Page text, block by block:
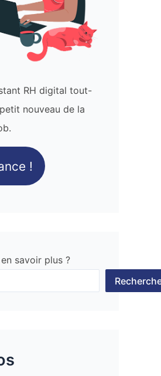
RH digital tout-
nouveau de la
!
savoir plus ?